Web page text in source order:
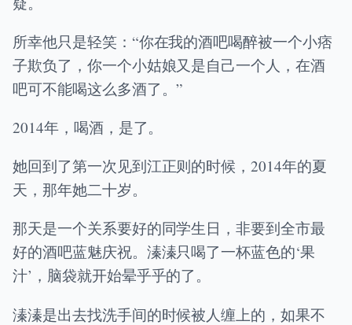
所幸他只是轻笑：“你在我的酒吧喝醉被一个小痞
子欺负了，你一个小姑娘又是自己一个人，在酒
吧可不能喝这么多酒了。”
2014年，喝酒，是了。
她回到了第一次见到江正则的时候，2014年的夏
天，那年她二十岁。
那天是一个关系要好的同学生日，非要到全市最
好的酒吧蓝魅庆祝。溱溱只喝了一杯蓝色的‘果
汁’，脑袋就开始晕乎乎的了。
溱溱是出去找洗手间的时候被人缠上的，如果不